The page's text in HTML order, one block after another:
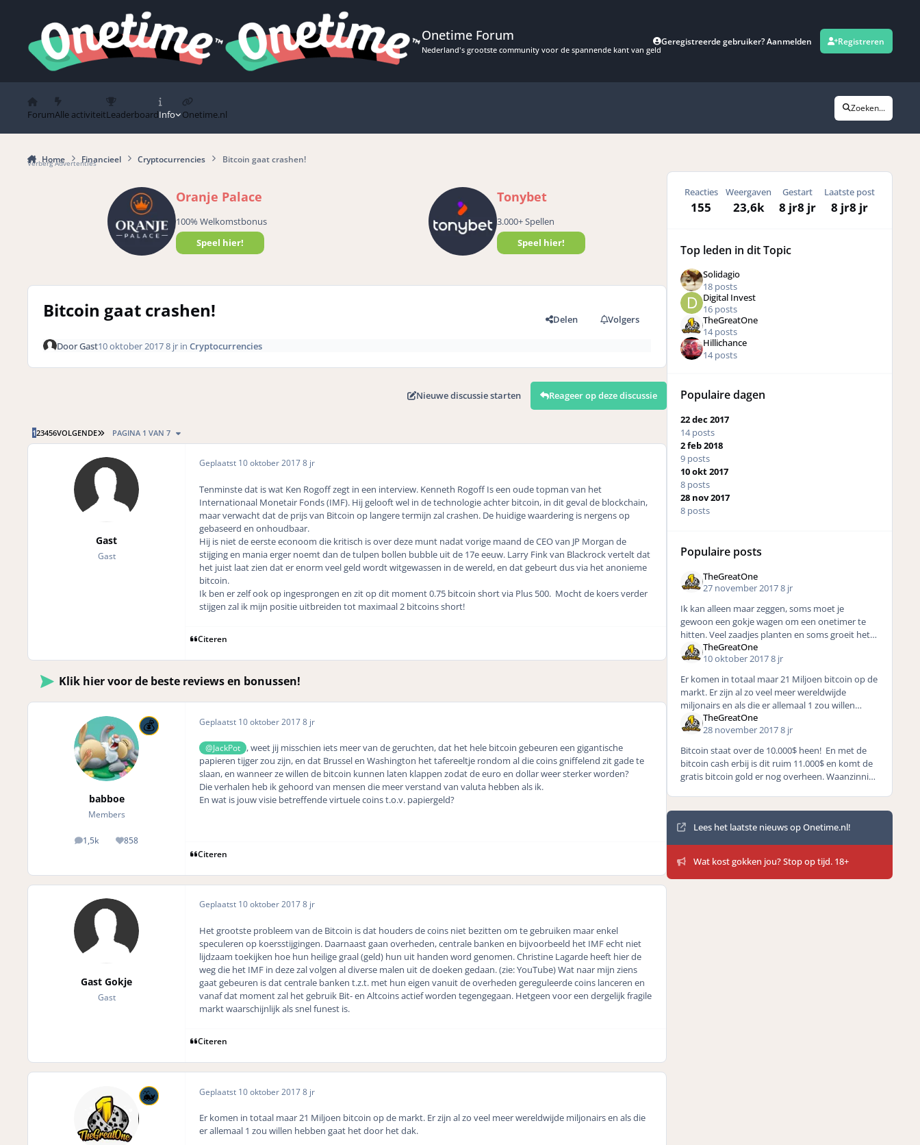
Onetime Forum
Nederland's grootste community voor de spannende kant van geld
Geregistreerde gebruiker? Aanmelden Registreren
ForumAlle activiteitLeaderboardInfo Onetime.nl
Zoeken...
Home Financieel Cryptocurrencies Bitcoin gaat crashen!
Verberg Advertenties
Oranje Palace
100% Welkomstbonus
Speel hier!
Tonybet
3.000+ Spellen
Speel hier!
Bitcoin gaat crashen! Delen Volgers
DoorGast10 oktober 20178 jrin Cryptocurrencies
Nieuwe discussie starten Reageer op deze discussie
123456VOLGENDE LAATSTE PAGINA
PAGINA 1 VAN 7
Gast
Gast
Geplaatst 10 oktober 20178 jr
Tenminste dat is wat Ken Rogoff zegt in een interview. Kenneth Rogoff Is een oude topman van het
Internationaal Monetair Fonds (IMF). Hij gelooft wel in de technologie achter bitcoin, in dit gevalde blockchain,
maar verwacht datde prijs van Bitcoin op langere termijn zal crashen. De huidige waardering is nergens op
gebaseerd en onhoudbaar.
Hij is niet de eerste econoom die kritisch is over deze munt nadat vorige maand de CEO van JP Morgan de
stijging en mania erger noemt dan de tulpen bollen bubble uit de 17e eeuw. Larry Fink van Blackrock vertelt dat
het juist laat zien dat er enorm veel geld wordt witgewassen in de wereld, en dat gebeurt dus via het anonieme
bitcoin.
Ik ben er zelf ook op ingesprongen en zit op dit moment 0.75 bitcoin short via Plus 500. Mocht de koers verder
stijgen zal ik mijn positie uitbreiden tot maximaal 2 bitcoins short!
Citeren
Klik hier voor de beste reviews en bonussen!
babboe
Members
1,5k
posts 858
Reputation
Geplaatst 10 oktober 20178 jr
@JackPot
, weet jij misschien iets meer van de geruchten, dat het hele bitcoin gebeuren een gigantische
papieren tijger zou zijn, en dat Brussel en Washington het tafereeltje rondom al die coins gniffelend zit gade te
slaan, en wanneer ze willen de bitcoin kunnen laten klappen zodat de euro en dollar weer sterker worden?
Die verhalen heb ik gehoord van mensen die meer verstand van valuta hebben als ik.
En wat is jouw visie betreffende virtuele coins t.o.v. papiergeld?
Citeren
Gast Gokje
Gast
Geplaatst 10 oktober 20178 jr
Het grootste probleem van de Bitcoin is dat houders de coins niet bezitten om te gebruiken maar enkel
speculeren op koersstijgingen. Daarnaast gaan overheden, centrale banken en bijvoorbeeld het IMF echt niet
lijdzaam toekijken hoe hun heilige graal (geld) hun uit handen word genomen. Christine Lagarde heeft hier de
weg die het IMF in deze zal volgen al diverse malen uit de doeken gedaan. (zie: YouTube) Wat naar mijn ziens
gaat gebeuren is dat centrale banken t.z.t. met hun eigen vanuit de overheden gereguleerde coins lanceren en
vanaf dat moment zal het gebruik Bit- en Altcoins actief worden tegengegaan. Hetgeen voor een dergelijk fragile
markt waarschijnlijk als snel funest is.
Citeren
Geplaatst 10 oktober 20178 jr
Er komen in totaal maar 21 Miljoen bitcoin op de markt. Er zijn al zo veel meer wereldwijde miljonairs en als die
er allemaal 1 zou willen hebben gaat het door het dak.
Reacties
155
Weergaven
23,6k
Gestart
8 jr8 jr
Laatste post
8 jr8 jr
Top leden in dit Topic
Solidagio
18 posts
Digital Invest
16 posts
TheGreatOne
14 posts
Hillichance
14 posts
Populaire dagen
22 dec 2017
14 posts
2 feb 2018
9 posts
10 okt 2017
8 posts
28 nov 2017
8 posts
Populaire posts
TheGreatOne
27 november 20178 jr
Ik kan alleen maar zeggen, soms moet je
gewoon een gokje wagen om een onetimer te
hitten. Veel zaadjes planten en soms groeit het
uit tot een mooie geldboom. Snappen we het
nee.
TheGreatOne
10 oktober 20178 jr
Er komen in totaal maar 21 Miljoen bitcoin op de
markt. Er zijn al zo veel meer wereldwijde
miljonairs en als die er allemaal 1 zou willen
hebben gaat het door het dak. Vraag en
aanbod en
TheGreatOne
28 november 20178 jr
Bitcoin staat over de 10.000$ heen! En met de
bitcoin cash erbij is dit ruim 11.000$ en komt de
gratis bitcoin gold er nog overheen. Waanzinnig
Mededelingen
Lees het laatste nieuws op Onetime.nl!
Wat kost gokken jou? Stop op tijd. 18+